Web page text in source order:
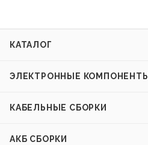
КАТАЛОГ
ЭЛЕКТРОННЫЕ КОМПОНЕНТЫ
КАБЕЛЬНЫЕ СБОРКИ
АКБ СБОРКИ